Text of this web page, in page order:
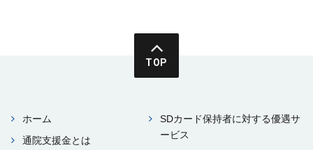
TOP
ホーム
通院⽀援⾦とは
SDカード保持者に対する優遇サ
ービス